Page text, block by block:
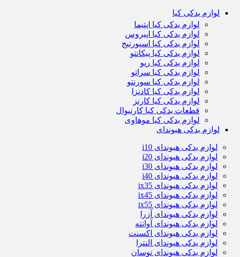
لوازم یدکی کیا
لوازم یدکی کیا اپتیما
لوازم یدکی کیا اپیروس
لوازم یدکی کیا اسپورتیج
لوازم یدکی کیا پیکانتو
لوازم یدکی کیا ریو
لوازم یدکی کیا سراتو
لوازم یدکی کیا سورنتو
لوازم یدکی کیا کادنزا
لوازم یدکی کیا کارنز
قطعات یدکی کیا کارنیوال
لوازم یدکی کیا موهاوی
لوازم یدکی هیوندای
لوازم یدکی هیوندای i10
لوازم یدکی هیوندای i20
لوازم یدکی هیوندای i30
لوازم یدکی هیوندای i40
لوازم یدکی هیوندای ix35
لوازم یدکی هیوندای ix45
لوازم یدکی هیوندای ix55
لوازم یدکی هیوندای آزرا
لوازم یدکی هیوندای آوانته
لوازم یدکی هیوندای اکسنت
لوازم یدکی هیوندای النترا
لوازم یدکی هیوندای توسان